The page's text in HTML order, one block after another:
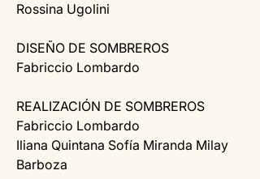
Rossina Ugolini
DISEÑO DE SOMBREROS
Fabriccio Lombardo
REALIZACIÓN DE SOMBREROS
Fabriccio Lombardo
Iliana Quintana Sofía Miranda Milay
Barboza